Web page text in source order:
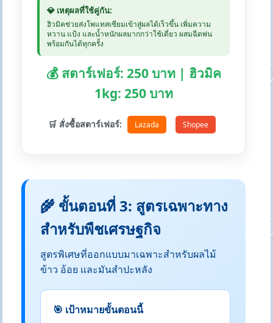
💎 เหตุผลที่ใช้คู่กัน:
ฮิวมิคช่วยส่งโพแทสเซียมเข้าสู่ผลได้เร็วขึ้น เพิ่มความ
หวาน แป้ง และน้ำหนักผลมากกว่าใช้เดี่ยว ผสมฉีดพ่น
พร้อมกันได้ทุกครั้ง
💰 สตาร์เฟอร์: 250 บาท | ฮิวมิค
1kg: 250 บาท
🛒 สั่งซื้อสตาร์เฟอร์: Lazada Shopee
🌾 ขั้นตอนที่ 3: สูตรเฉพาะทาง
สำหรับพืชเศรษฐกิจ
สูตรพิเศษที่ออกแบบมาเฉพาะสำหรับผลไม้
ข้าว อ้อย และมันสำปะหลัง
🎯 เป้าหมายขั้นตอนนี้